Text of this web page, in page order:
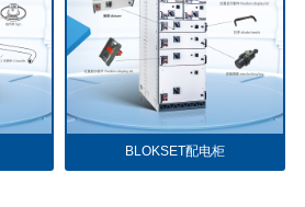
BLOKSET配电柜